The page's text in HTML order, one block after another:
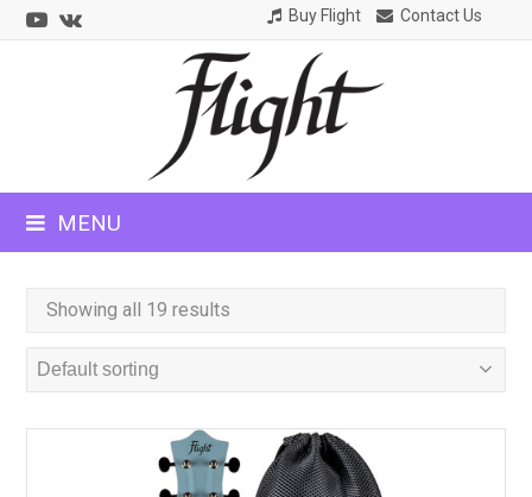
Youtube
VK Buy Flight Contact Us
MENU
Showing all 19 results